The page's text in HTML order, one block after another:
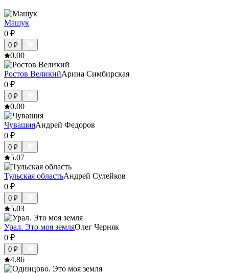
Машук
0 ₽
0 ₽
0.00
Ростов ВеликийАрина Симбирская
0 ₽
0 ₽
0.00
ЧувашияАндрей Федоров
0 ₽
0 ₽
5.07
Тульская областьАндрей Сулейков
0 ₽
0 ₽
5.03
Урал. Это моя земляОлег Черняк
0 ₽
0 ₽
4.86